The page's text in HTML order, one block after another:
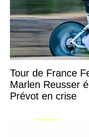
Tour de France
Marlen Reusser
Prévot en crise